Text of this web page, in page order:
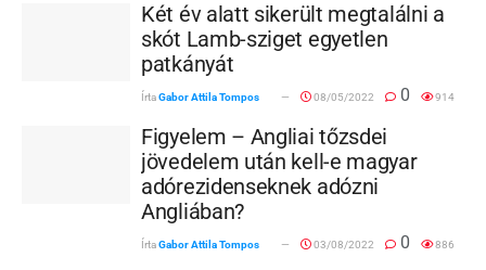
Két év alatt sikerült megtalálni a
skót Lamb-sziget egyetlen
patkányát
ÍrtaGabor Attila Tompos 08/05/2022 0 914
Figyelem – Angliai tőzsdei
jövedelem után kell-e magyar
adórezidenseknek adózni
Angliában?
ÍrtaGabor Attila Tompos 03/08/2022 0 886